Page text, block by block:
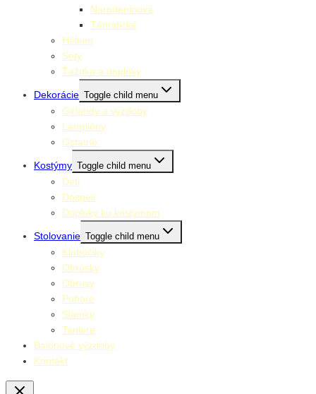
Narodeninové
Tématické
Hélium
Sety
Ťažítka a doplnky
Dekorácie Toggle child menu
Girlandy a výzdoby
Lampióny
Ostatné
Kostýmy Toggle child menu
Deti
Dospelí
Doplnky ku kostýmom
Stolovanie Toggle child menu
Klobúčiky
Obrúsky
Obrusy
Poháre
Slamky
Taniere
Balónové výzdoby
Kontakt